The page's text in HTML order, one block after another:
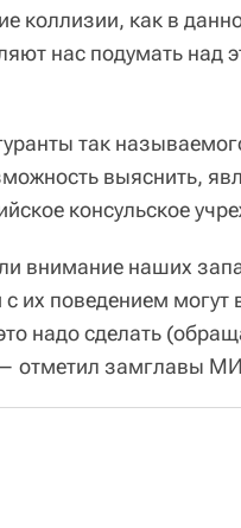
коллизии, как в
нас подумать над
так
выяснить,
консульское
внимание наших
с их поведением
надо сделать
отметил замглавы